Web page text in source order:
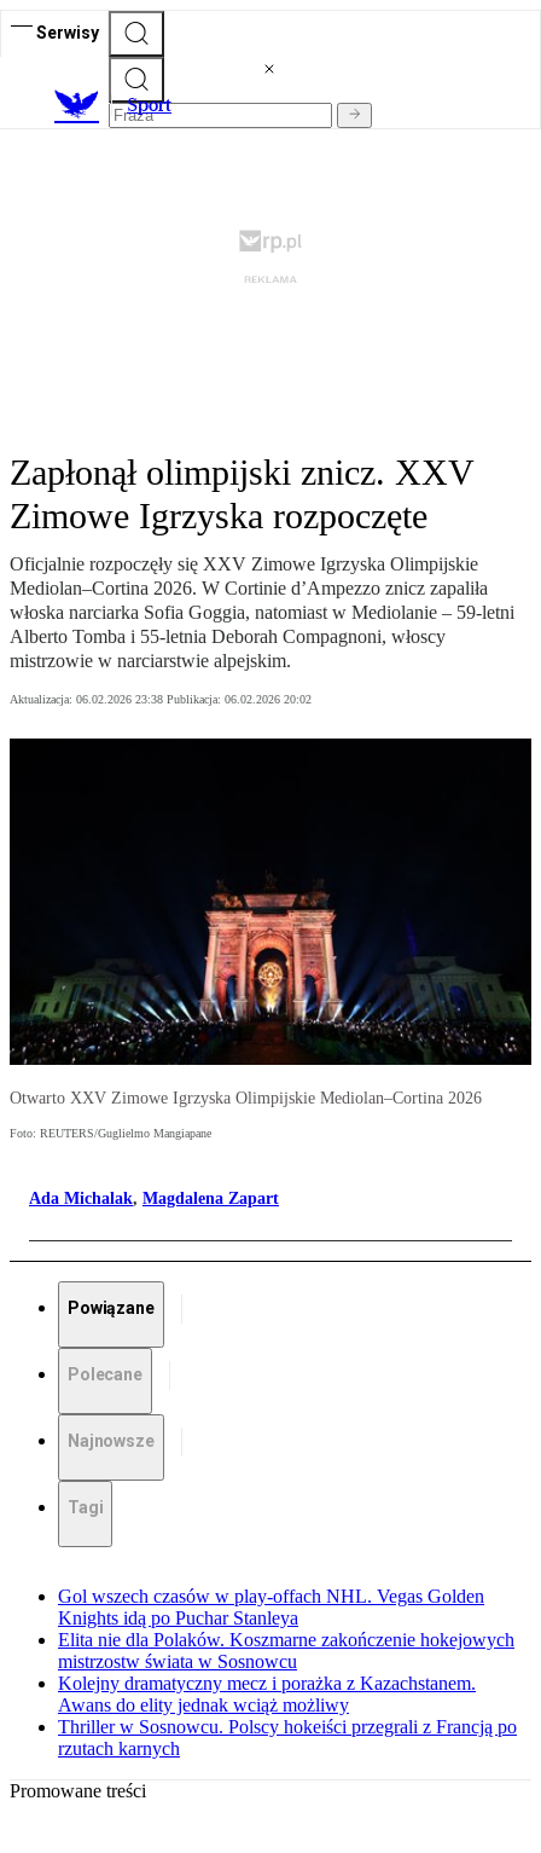
Serwisy
Sport
Zapłonął olimpijski znicz. XXV
Zimowe Igrzyska rozpoczęte
Oficjalnie rozpoczęły się XXV Zimowe Igrzyska Olimpijskie
Mediolan–Cortina 2026. W Cortinie d’Ampezzo znicz zapaliła
włoska narciarka Sofia Goggia, natomiast w Mediolanie – 59-letni
Alberto Tomba i 55-letnia Deborah Compagnoni, włoscy
mistrzowie w narciarstwie alpejskim.
Aktualizacja: 06.02.2026 23:38 Publikacja: 06.02.2026 20:02
Otwarto XXV Zimowe Igrzyska Olimpijskie Mediolan–Cortina 2026
Foto: REUTERS/Guglielmo Mangiapane
Ada Michalak, Magdalena Zapart
Powiązane
Polecane
Najnowsze
Tagi
Gol wszech czasów w play-offach NHL. Vegas Golden
Knights idą po Puchar Stanleya
Elita nie dla Polaków. Koszmarne zakończenie hokejowych
mistrzostw świata w Sosnowcu
Kolejny dramatyczny mecz i porażka z Kazachstanem.
Awans do elity jednak wciąż możliwy
Thriller w Sosnowcu. Polscy hokeiści przegrali z Francją po
rzutach karnych
Promowane treści